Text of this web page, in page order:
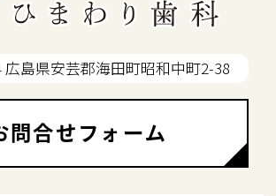
広島県安芸郡海田町昭和中町2-38
問合せフォーム